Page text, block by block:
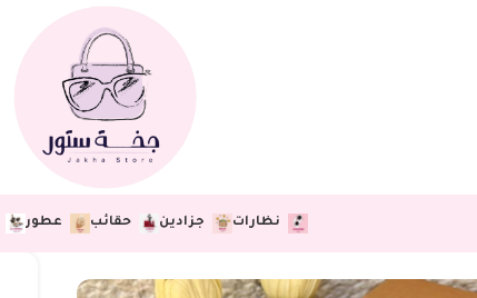
نظارات جزادين حقائب عطور